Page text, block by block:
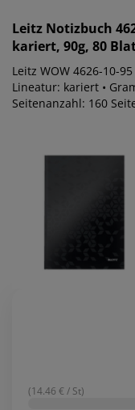
Leitz Notizbuch
kariert, 90g, 80
Leitz WOW 4626-10-
Lineatur: kariert •
(14.46 € / St)